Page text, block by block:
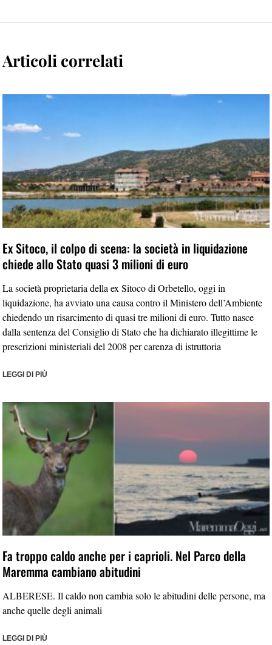
Articoli correlati
Ex Sitoco, il colpo di scena: la società in liquidazione
chiede allo Stato quasi 3 milioni di euro
La società proprietaria della ex Sitoco di Orbetello, oggi in
liquidazione, ha avviato una causa contro il Ministero dell’Ambiente
chiedendo un risarcimento di quasi tre milioni di euro. Tutto nasce
dalla sentenza del Consiglio di Stato che ha dichiarato illegittime le
prescrizioni ministeriali del 2008 per carenza di istruttoria
LEGGI DI PIÙ
Fa troppo caldo anche per i caprioli. Nel Parco della
Maremma cambiano abitudini
ALBERESE. Il caldo non cambia solo le abitudini delle persone, ma
anche quelle degli animali
LEGGI DI PIÙ